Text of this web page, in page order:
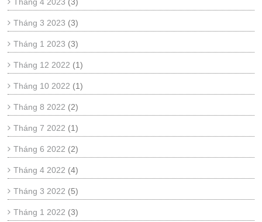
Tháng 3 2023 (3)
Tháng 1 2023 (3)
Tháng 12 2022 (1)
Tháng 10 2022 (1)
Tháng 8 2022 (2)
Tháng 7 2022 (1)
Tháng 6 2022 (2)
Tháng 4 2022 (4)
Tháng 3 2022 (5)
Tháng 1 2022 (3)